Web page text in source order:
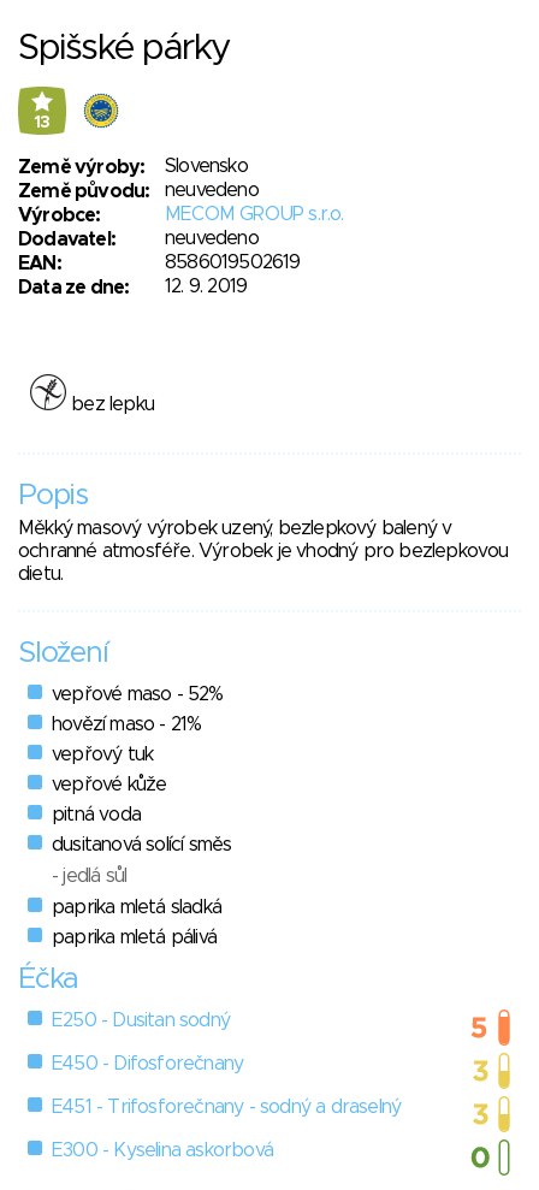
Spišské párky
13
Země výroby:
Slovensko
Země původu:
neuvedeno
Výrobce:
MECOM GROUP s.r.o.
Dodavatel:
neuvedeno
EAN:
8586019502619
Data ze dne:
12. 9. 2019
bez lepku
Popis
Měkký masový výrobek uzený, bezlepkový balený v
ochranné atmosféře. Výrobek je vhodný pro bezlepkovou
dietu.
Složení
vepřové maso - 52%
hovězí maso - 21%
vepřový tuk
vepřové kůže
pitná voda
dusitanová solící směs
- jedlá sůl
paprika mletá sladká
paprika mletá pálivá
Éčka
E250 - Dusitan sodný
E450 - Difosforečnany
E451 - Trifosforečnany - sodný a draselný
E300 - Kyselina askorbová